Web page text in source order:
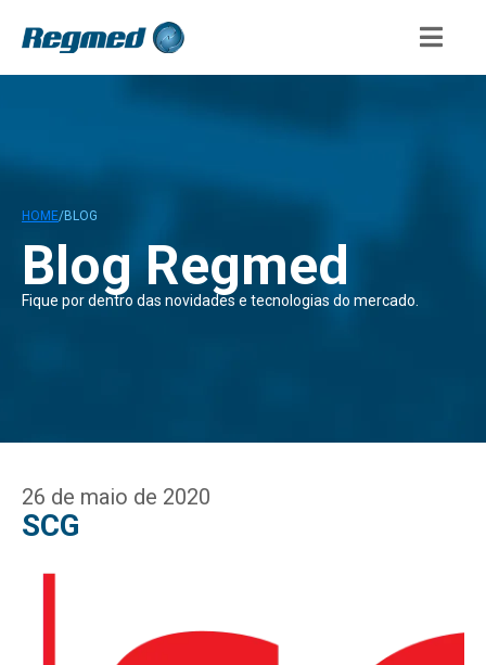
HOME/BLOG
Blog Regmed
Fique por dentro das novidades e tecnologias do mercado.
26 de maio de 2020
SCG